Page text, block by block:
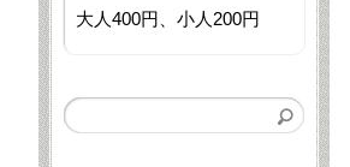
大人400円、小人200円